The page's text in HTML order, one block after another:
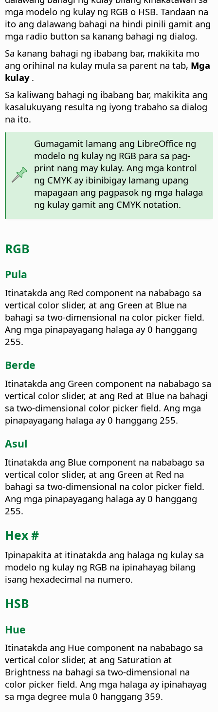
mga modelo ng kulay ng RGB o HSB. Tandaan na
ito ang dalawang bahagi na hindi pinili gamit ang
mga radio button sa kanang bahagi ng dialog.
Sa kanang bahagi ng ibabang bar, makikita mo
ang orihinal na kulay mula sa parent na tab, Mga
kulay.
Sa kaliwang bahagi ng ibabang bar, makikita ang
kasalukuyang resulta ng iyong trabaho sa dialog
na ito.
Gumagamit lamang ang LibreOffice ng
modelo ng kulay ng RGB para sa pag-
print nang may kulay. Ang mga kontrol
ng CMYK ay ibinibigay lamang upang
mapagaan ang pagpasok ng mga halaga
ng kulay gamit ang CMYK notation.
RGB
Pula
Itinatakda ang Red component na nababago sa
vertical color slider, at ang Green at Blue na
bahagi sa two-dimensional na color picker field.
Ang mga pinapayagang halaga ay 0 hanggang
255.
Berde
Itinatakda ang Green component na nababago sa
vertical color slider, at ang Red at Blue na bahagi
sa two-dimensional color picker field. Ang mga
pinapayagang halaga ay 0 hanggang 255.
Asul
Itinatakda ang Blue component na nababago sa
vertical color slider, at ang Green at Red na
bahagi sa two-dimensional na color picker field.
Ang mga pinapayagang halaga ay 0 hanggang
255.
Hex #
Ipinapakita at itinatakda ang halaga ng kulay sa
modelo ng kulay ng RGB na ipinahayag bilang
isang hexadecimal na numero.
HSB
Hue
Itinatakda ang Hue component na nababago sa
vertical color slider, at ang Saturation at
Brightness na bahagi sa two-dimensional na
color picker field. Ang mga halaga ay ipinahayag
sa mga degree mula 0 hanggang 359.